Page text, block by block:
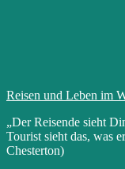
Reisen und Leben im
„Der Reisende sieht
Tourist sieht das, was
Chesterton)